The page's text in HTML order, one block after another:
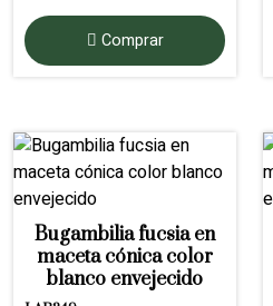
Comprar
Bugambilia fucsia en
maceta cónica color
blanco envejecido